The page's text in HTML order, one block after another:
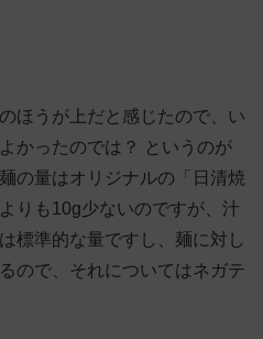
ほうが上だと感じたので、い
かったのでは？ というのが
の量はオリジナルの「日清焼
りも10g少ないのですが、汁
標準的な量ですし、麺に対し
ので、それについてはネガテ